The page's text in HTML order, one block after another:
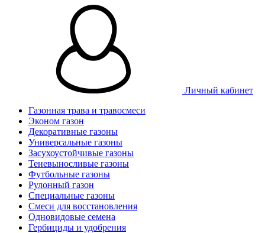
Личный кабинет
Газонная трава и травосмеси
Эконом газон
Декоративные газоны
Универсальные газоны
Засухоустойчивые газоны
Теневыносливые газоны
Футбольные газоны
Рулонный газон
Специальные газоны
Смеси для восстановления
Одновидовые семена
Гербициды и удобрения